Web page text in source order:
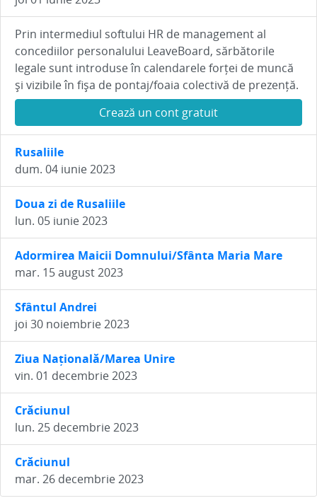
Prin intermediul softului HR de management al
concediilor personalului LeaveBoard, sărbătorile
legale sunt introduse în calendarele forței de muncă
și vizibile în fișa de pontaj/foaia colectivă de prezență.
Crează un cont gratuit
Rusaliile
dum. 04 iunie 2023
Doua zi de Rusaliile
lun. 05 iunie 2023
Adormirea Maicii Domnului/Sfânta Maria Mare
mar. 15 august 2023
Sfântul Andrei
joi 30 noiembrie 2023
Ziua Națională/Marea Unire
vin. 01 decembrie 2023
Crăciunul
lun. 25 decembrie 2023
Crăciunul
mar. 26 decembrie 2023